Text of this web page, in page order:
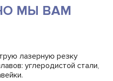
МЫ ВАМ
лазерную резку
углеродистой стали,